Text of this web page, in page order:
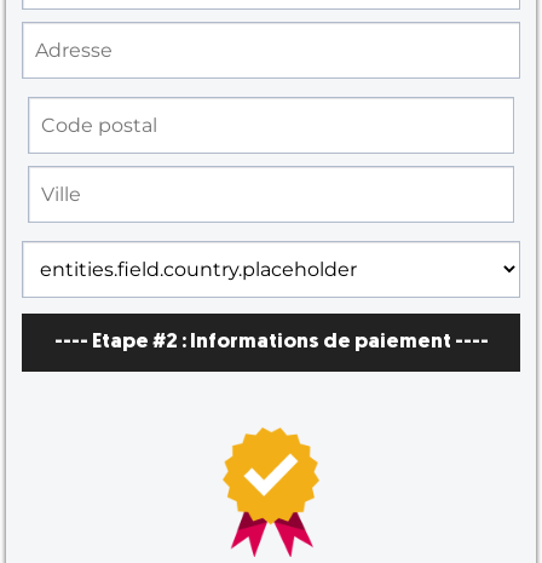
---- Etape #2 : Informations de paiement ----